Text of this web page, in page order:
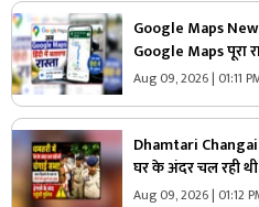
Google Maps
Google Maps पूरा
मजेदार अनुभव, जानें
Aug 09, 2026 | 01:11
Dhamtari Changai
घर के अंदर चल रही
बवाल
Aug 09, 2026 | 01:12